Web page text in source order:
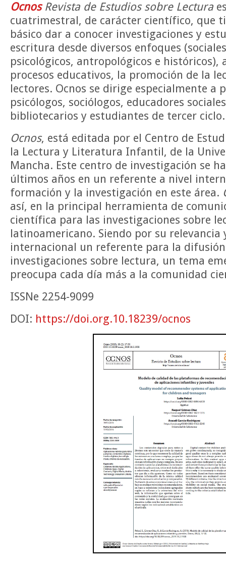
Ocnos Revista de Estudios sobre Lectura
cuatrimestral, de carácter científico, que
básico dar a conocer investigaciones y
escritura desde diversos enfoques
psicológicos, antropológicos e históricos),
procesos educativos, la promoción de la
lectores. Ocnos se dirige especialmente a
psicólogos, sociólogos, educadores
bibliotecarios y estudiantes de tercer ciclo.
Ocnos, está editada por el Centro de
la Lectura y Literatura Infantil, de la
Mancha. Este centro de investigación se
últimos años en un referente a nivel
formación y la investigación en este área.
así, en la principal herramienta de
científica para las investigaciones sobre
latinoamericano. Siendo por su relevancia
internacional un referente para la
investigaciones sobre lectura, un tema
preocupa cada día más a la comunidad
ISSNe 2254-9099
DOI: https://doi.org.10.18239/ocnos